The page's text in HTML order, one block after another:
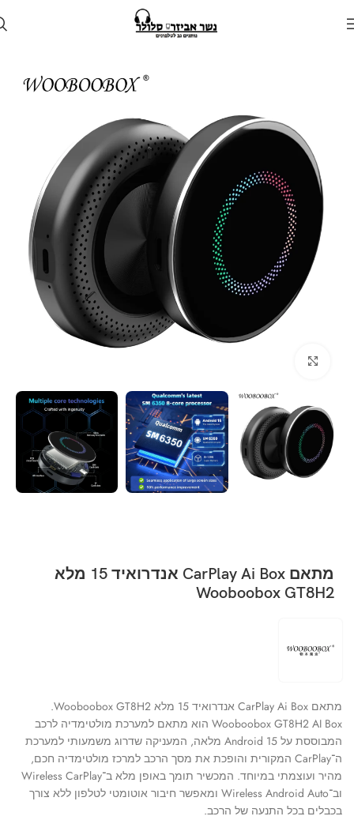
דונגל android auto ו apple carplay לרכב
מתאם CarPlay Ai Box אנדרואיד 15 מלא
Wooboobox GT8H2
מתאם CarPlay Ai Box אנדרואיד 15 מלא Wooboobox GT8H2.
Wooboobox GT8H2 AI Box הוא מתאם למערכת מולטימדיה לרכב
המבוססת על Android 15 מלאה, המעניקה שדרוג משמעותי למערכת
ה־CarPlay המקורית והופכת את מסך הרכב למרכז מולטימדיה חכם,
מהיר ועוצמתי במיוחד. המכשיר תומך באופן מלא ב־Wireless CarPlay
וב־Wireless Android Auto ומאפשר חיבור אוטומטי לטלפון ללא צורך
בכבלים בכל התנעה של הרכב.